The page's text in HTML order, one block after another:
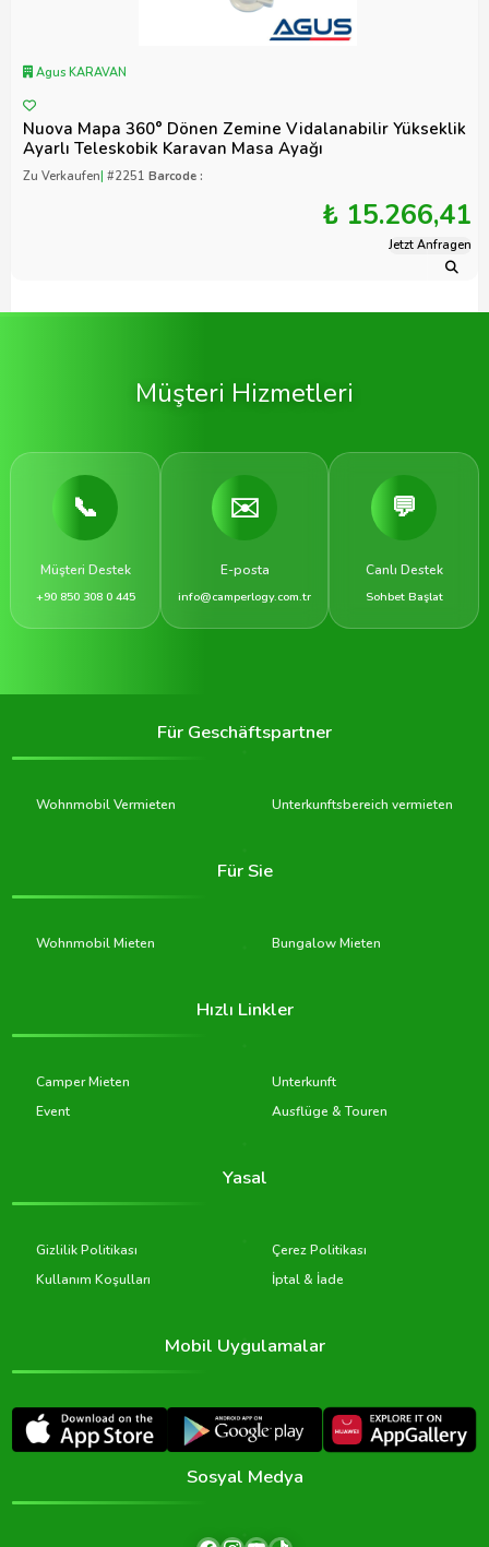
Agus KARAVAN
Nuova Mapa 360° Dönen Zemine Vidalanabilir Yükseklik
Ayarlı Teleskobik Karavan Masa Ayağı
Zu Verkaufen| #2251 Barcode :
₺ 15.266,41
Jetzt Anfragen
Müşteri Hizmetleri
📞
Müşteri Destek
+90 850 308 0 445
✉️
E-posta
info@camperlogy.com.tr
💬
Canlı Destek
Sohbet Başlat
Für Geschäftspartner
Wohnmobil Vermieten Unterkunftsbereich vermieten
Für Sie
Wohnmobil Mieten Bungalow Mieten
Hızlı Linkler
Camper Mieten
Unterkunft
Event
Ausflüge & Touren
Yasal
Gizlilik Politikası
Çerez Politikası
Kullanım Koşulları
İptal & İade
Mobil Uygulamalar
Sosyal Medya